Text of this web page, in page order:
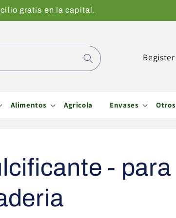
gratis en la capital.
Alimentos Agricola Envases Otros
Register
- para